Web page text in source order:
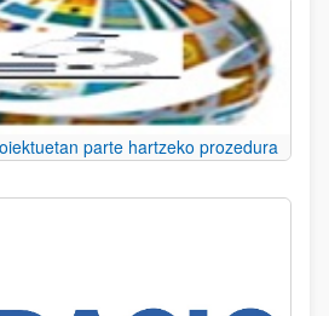
parte hartzeko prozedura